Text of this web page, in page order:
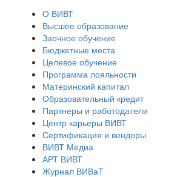
О ВИВТ
Высшее образование
Заочное обучение
Бюджетные места
Целевое обучение
Программа лояльности
Материнский капитал
Образовательный кредит
Партнеры и работодатели
Центр карьеры ВИВТ
Сертификация и вендоры
ВИВТ Медиа
АРТ ВИВТ
Журнал ВИВаТ